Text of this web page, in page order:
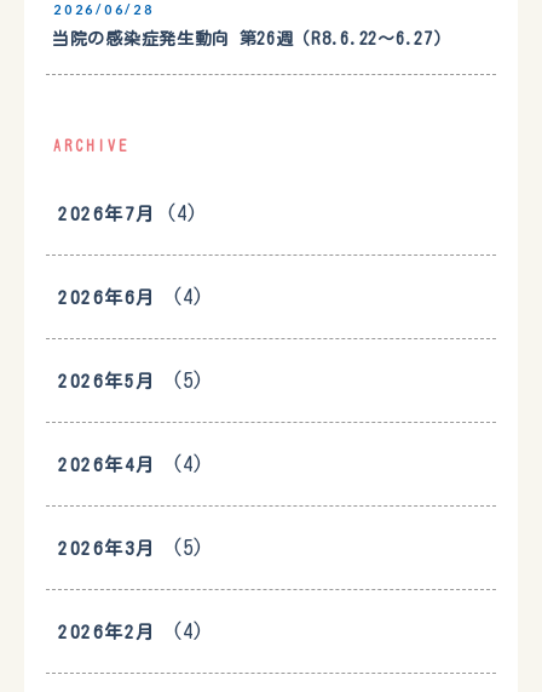
2026/06/28
当院の感染症発生動向 第26週（R8.6.22〜6.27）
ARCHIVE
2026年7月 (4)
2026年6月 (4)
2026年5月 (5)
2026年4月 (4)
2026年3月 (5)
2026年2月 (4)